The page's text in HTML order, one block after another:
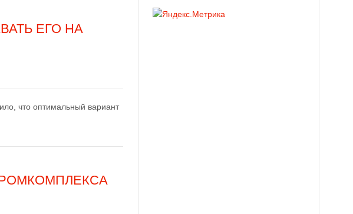
ЕГО НА
что оптимальный вариант